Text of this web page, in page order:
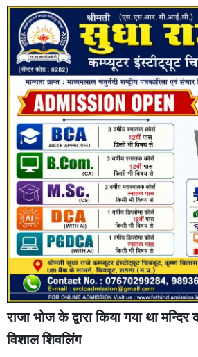
राजा भोज के द्वारा किया गया था मन्दिर
विशाल शिवलिंग